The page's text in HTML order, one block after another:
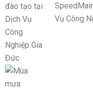
Vụ Công